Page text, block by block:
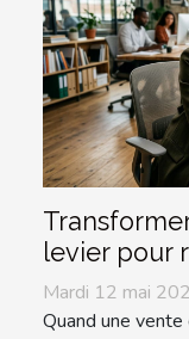
levier pour
Mardi 12 mai
Quand une